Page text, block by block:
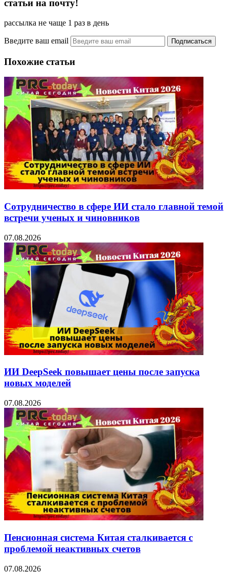
статьи на почту!
рассылка не чаще 1 раз в день
Введите ваш email
Похожие статьи
Сотрудничество в сфере ИИ стало главной темой
встречи ученых и чиновников
07.08.2026
ИИ DeepSeek повышает цены после запуска
новых моделей
07.08.2026
Пенсионная система Китая сталкивается с
проблемой неактивных счетов
07.08.2026